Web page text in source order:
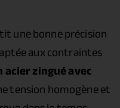
une bonne précision
aux contraintes
acier zingué avec
tension homogène et